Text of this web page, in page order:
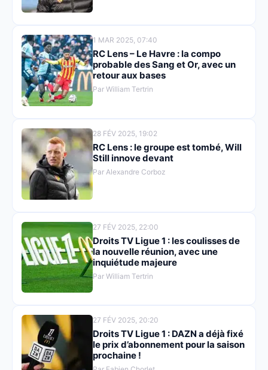
1 MAR 2025, 07:40
RC Lens – Le Havre : la compo
probable des Sang et Or, avec un
retour aux bases
Par William Tertrin
28 FÉV 2025, 19:02
RC Lens : le groupe est tombé, Will
Still innove devant
Par Alexandre Corboz
27 FÉV 2025, 22:00
Droits TV Ligue 1 : les coulisses de
la nouvelle réunion, avec une
inquiétude majeure
Par William Tertrin
27 FÉV 2025, 20:20
Droits TV Ligue 1 : DAZN a déjà fixé
le prix d’abonnement pour la saison
prochaine !